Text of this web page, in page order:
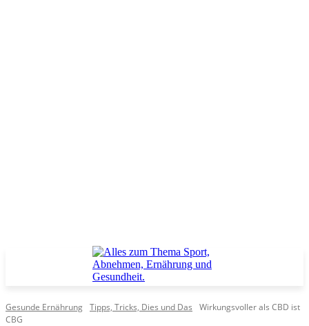
Gesunde Ernährung Tipps, Tricks, Dies und Das
Wirkungsvoller als CBD ist
CBG